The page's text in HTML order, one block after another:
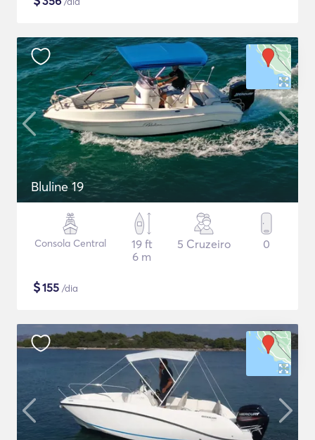
Bluline 19
Consola Central
19 ft
6 m
5 Cruzeiro 0
$155 /dia